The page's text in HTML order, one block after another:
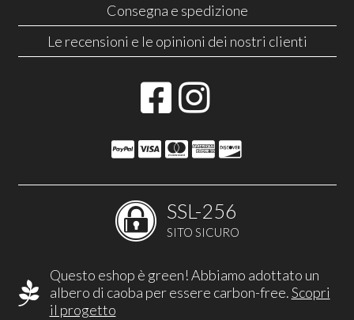
Consegna e spedizione
Le recensioni e le opinioni dei nostri clienti
SSL-256
SITO SICURO
Questo eshop è green! Abbiamo adottato un
albero di caoba per essere carbon-free.Scopri
il progetto